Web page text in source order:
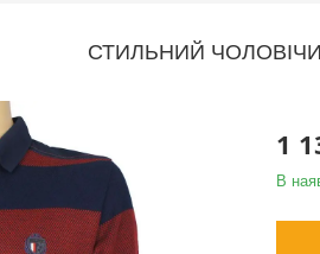
СТИЛЬНИЙ
1
В